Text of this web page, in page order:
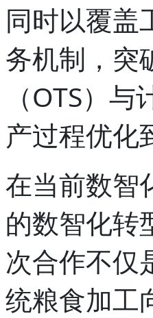
同时以覆盖
务机制，突
（OTS）
产过程优化
在当前数智
的数智化转
次合作不仅
统粮食加工